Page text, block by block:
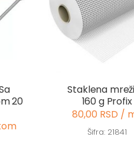
20
Staklena
160 g Profix
80,00 RSD /
Šifra: 21841